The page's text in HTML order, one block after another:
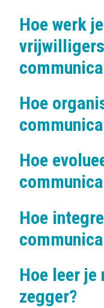
Hoe werk
Hoe
Hoe
Hoe
Hoe leer je
zegger?